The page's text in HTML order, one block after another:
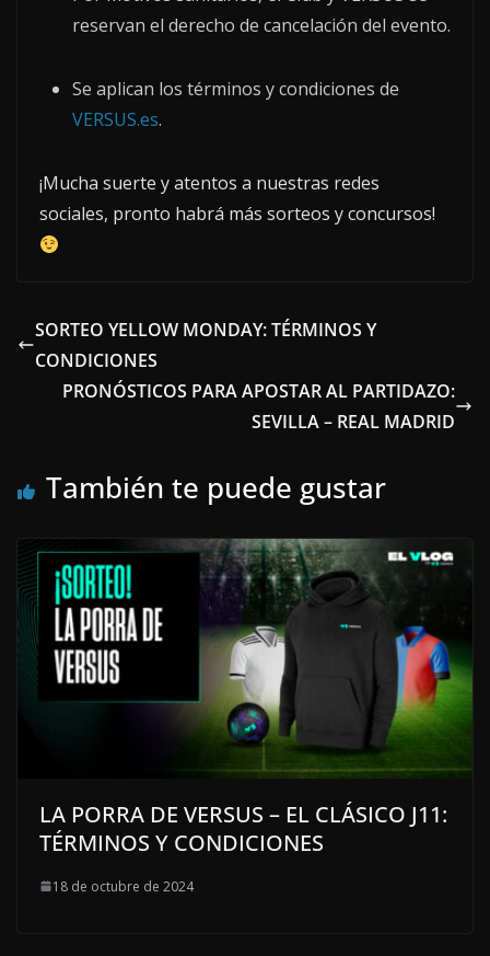
reservan el derecho de cancelación del evento.
Se aplican los términos y condiciones de
VERSUS.es.
¡Mucha suerte y atentos a nuestras redes
sociales, pronto habrá más sorteos y concursos!
SORTEO YELLOW MONDAY: TÉRMINOS Y
CONDICIONES
PRONÓSTICOS PARA APOSTAR AL PARTIDAZO:
SEVILLA – REAL MADRID
También te puede gustar
LA PORRA DE VERSUS – EL CLÁSICO J11:
TÉRMINOS Y CONDICIONES
18 de octubre de 2024